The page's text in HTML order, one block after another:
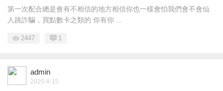
第一次配合總是會有不相信的地方相信你也一樣會怕我們會不會仙
人跳詐騙，買點數卡之類的 你有你 ...
2447 1
admin
2020-8-15